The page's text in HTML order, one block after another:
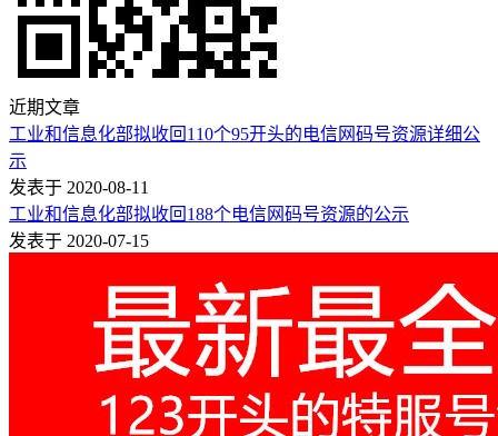
近期文章
工业和信息化部拟收回110个95开头的电信网码号资源详细公
示
发表于 2020-08-11
工业和信息化部拟收回188个电信网码号资源的公示
发表于 2020-07-15